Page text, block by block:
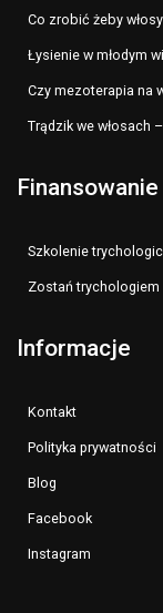
Co zrobić żeby
Łysienie w młodym
Czy mezoterapia na
Trądzik we włosach
Finansowanie
Szkolenie
Zostań trychologiem
Informacje
Kontakt
Polityka prywatności
Blog
Facebook
Instagram